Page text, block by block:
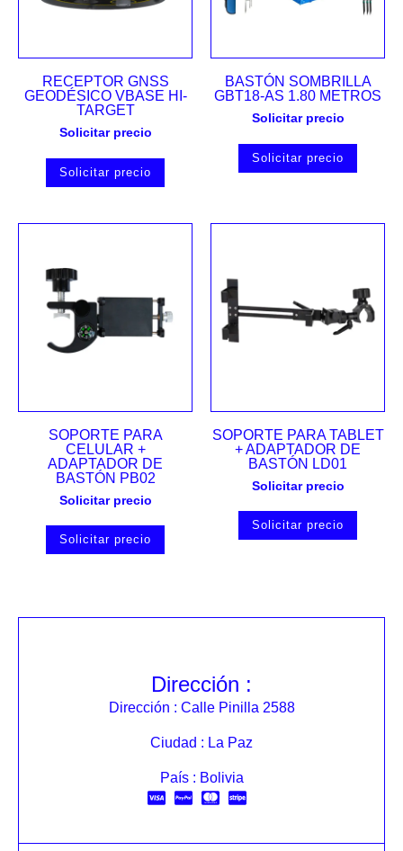
RECEPTOR GNSS
GEODÉSICO VBASE HI-
TARGET
Solicitar precio
Solicitar precio
BASTÓN SOMBRILLA
GBT18-AS 1.80 METROS
Solicitar precio
Solicitar precio
SOPORTE PARA
CELULAR +
ADAPTADOR DE
BASTÓN PB02
Solicitar precio
Solicitar precio
SOPORTE PARA TABLET
+ ADAPTADOR DE
BASTÓN LD01
Solicitar precio
Solicitar precio
Dirección :
Dirección : Calle Pinilla 2588
Ciudad : La Paz
País : Bolivia